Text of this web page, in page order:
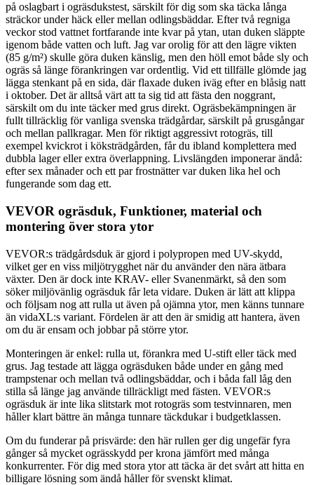
på oslagbart i ogräsdukstest, särskilt för dig som ska täcka långa
sträckor under häck eller mellan odlingsbäddar. Efter två regniga
veckor stod vattnet fortfarande inte kvar på ytan, utan duken släppte
igenom både vatten och luft. Jag var orolig för att den lägre vikten
(85 g/m²) skulle göra duken känslig, men den höll emot både sly och
ogräs så länge förankringen var ordentlig. Vid ett tillfälle glömde jag
lägga stenkant på en sida, där flaxade duken iväg efter en blåsig natt
i oktober. Det är alltså värt att ta sig tid att fästa den noggrant,
särskilt om du inte täcker med grus direkt. Ogräsbekämpningen är
fullt tillräcklig för vanliga svenska trädgårdar, särskilt på grusgångar
och mellan pallkragar. Men för riktigt aggressivt rotogräs, till
exempel kvickrot i köksträdgården, får du ibland komplettera med
dubbla lager eller extra överlappning. Livslängden imponerar ändå:
efter sex månader och ett par frostnätter var duken lika hel och
fungerande som dag ett.
VEVOR ogräsduk, Funktioner, material och
montering över stora ytor
VEVOR:s trädgårdsduk är gjord i polypropen med UV-skydd,
vilket ger en viss miljötrygghet när du använder den nära ätbara
växter. Den är dock inte KRAV- eller Svanenmärkt, så den som
söker miljövänlig ogräsduk får leta vidare. Duken är lätt att klippa
och följsam nog att rulla ut även på ojämna ytor, men känns tunnare
än vidaXL:s variant. Fördelen är att den är smidig att hantera, även
om du är ensam och jobbar på större ytor.
Monteringen är enkel: rulla ut, förankra med U-stift eller täck med
grus. Jag testade att lägga ogräsduken både under en gång med
trampstenar och mellan två odlingsbäddar, och i båda fall låg den
stilla så länge jag använde tillräckligt med fästen. VEVOR:s
ogräsduk är inte lika slitstark mot rotogräs som testvinnaren, men
håller klart bättre än många tunnare täckdukar i budgetklassen.
Om du funderar på prisvärde: den här rullen ger dig ungefär fyra
gånger så mycket ogrässkydd per krona jämfört med många
konkurrenter. För dig med stora ytor att täcka är det svårt att hitta en
billigare lösning som ändå håller för svenskt klimat.